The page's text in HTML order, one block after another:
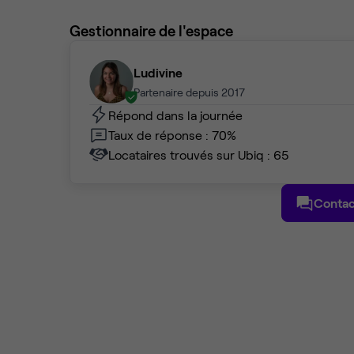
Gestionnaire de l'espace
Ludivine
Partenaire depuis 2017
Répond dans la journée
Taux de réponse : 70%
Locataires trouvés sur Ubiq : 65